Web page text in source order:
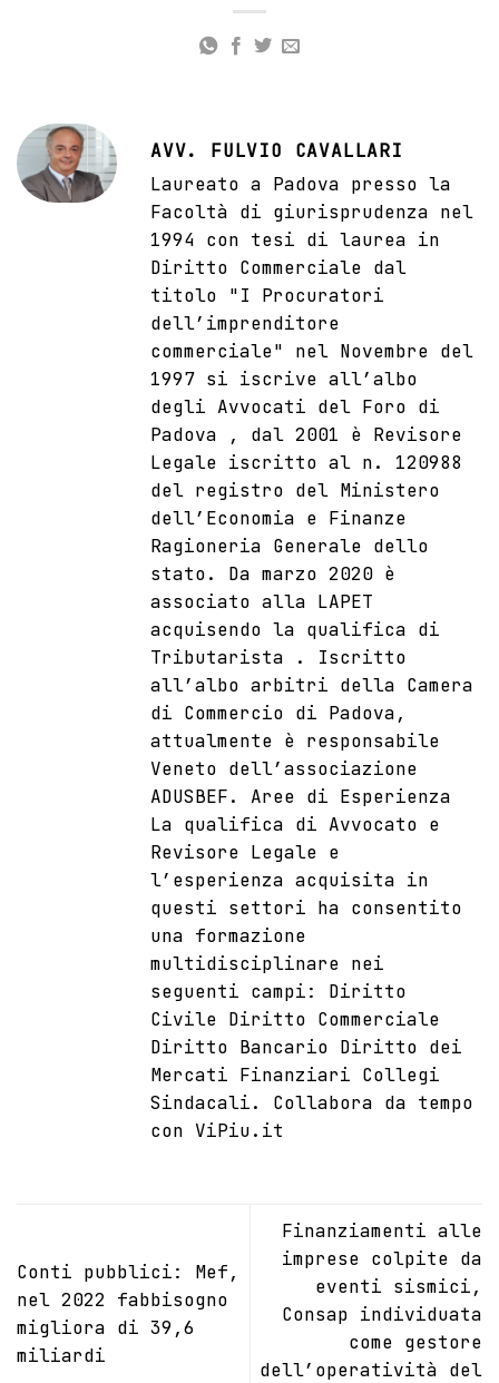
AVV. FULVIO CAVALLARI
Laureato a Padova presso la
Facoltà di giurisprudenza nel
1994 con tesi di laurea in
Diritto Commerciale dal
titolo "I Procuratori
dell’imprenditore
commerciale" nel Novembre del
1997 si iscrive all’albo
degli Avvocati del Foro di
Padova , dal 2001 è Revisore
Legale iscritto al n. 120988
del registro del Ministero
dell’Economia e Finanze
Ragioneria Generale dello
stato. Da marzo 2020 è
associato alla LAPET
acquisendo la qualifica di
Tributarista . Iscritto
all’albo arbitri della Camera
di Commercio di Padova,
attualmente è responsabile
Veneto dell’associazione
ADUSBEF. Aree di Esperienza
La qualifica di Avvocato e
Revisore Legale e
l’esperienza acquisita in
questi settori ha consentito
una formazione
multidisciplinare nei
seguenti campi: Diritto
Civile Diritto Commerciale
Diritto Bancario Diritto dei
Mercati Finanziari Collegi
Sindacali. Collabora da tempo
con ViPiu.it
Conti pubblici: Mef,
nel 2022 fabbisogno
migliora di 39,6
miliardi
Finanziamenti alle
imprese colpite da
eventi sismici,
Consap individuata
come gestore
dell’operatività del